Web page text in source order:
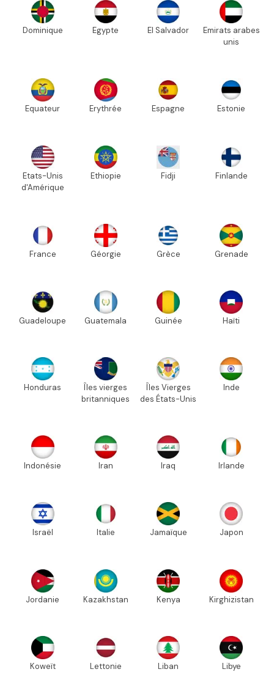
Dominique Egypte El Salvador
Emirats arabes
unis
Equateur Erythrée Espagne Estonie
Etats-Unis
d'Amérique
Ethiopie Fidji Finlande
France Géorgie Grèce Grenade
Guadeloupe Guatemala Guinée Haïti
Honduras
Îles vierges
britanniques
Îles Vierges
des États-Unis
Inde
Indonésie Iran Iraq Irlande
Israël Italie Jamaïque Japon
Jordanie Kazakhstan Kenya Kirghizistan
Koweït Lettonie Liban Libye